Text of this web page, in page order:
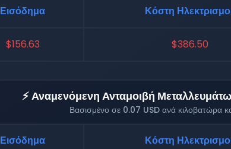
Εισόδημα Κόστη
$156.63 $386.50
⚡ Αναμενόμενη Ανταμοιβή
Βασισμένο σε 0.07 USD ανά κιλοβατώρα
Εισόδημα Κόστη